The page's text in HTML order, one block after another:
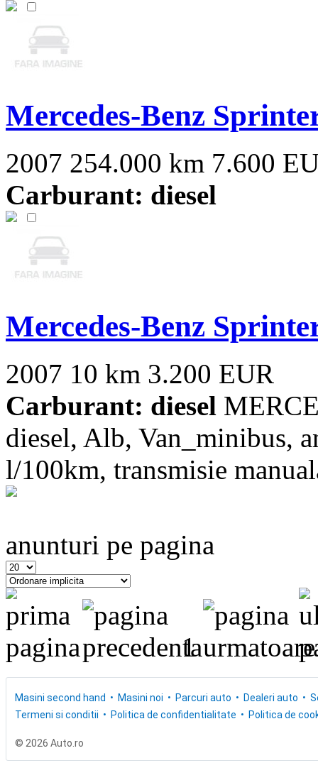
Mercedes-Benz
2007 254.000 km 7.600
Carburant: diesel
Mercedes-Benz
2007 10 km 3.200 EUR
Carburant: diesel
diesel, Alb, Van_minibus,
l/100km, transmisie
anunturi pe pagina
1
Masini second hand Masini noi Parcuri auto Dealeri auto
Termeni si conditii
Politica de confidentialitate Politica de
© 2026 Auto.ro